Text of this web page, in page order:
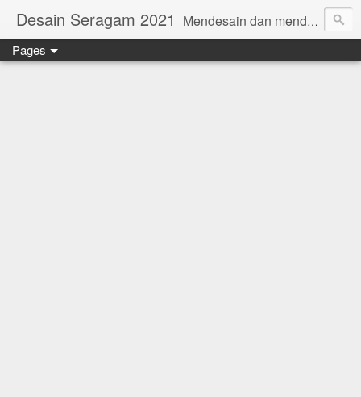
Desain Seragam 2021 Mendesain dan mendesain ulang SERAGAM KERJA 2018 www.rumahjahit.com
Pages